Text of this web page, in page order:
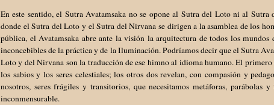
En este sentido, el Sutra Avatamsaka no se opone al Sutra del Loto ni al
donde el Sutra del Loto y el Sutra del Nirvana se dirigen a la asamblea de los
pública, el Avatamsaka abre ante la visión la arquitectura de todos los mundos
inconcebibles de la práctica y de la Iluminación. Podríamos decir que el Sutra
Loto y del Nirvana son la traducción de ese himno al idioma humano. El
los sabios y los seres celestiales; los otros dos revelan, con compasión y
nosotros, seres frágiles y transitorios, que necesitamos metáforas,
inconmensurable.